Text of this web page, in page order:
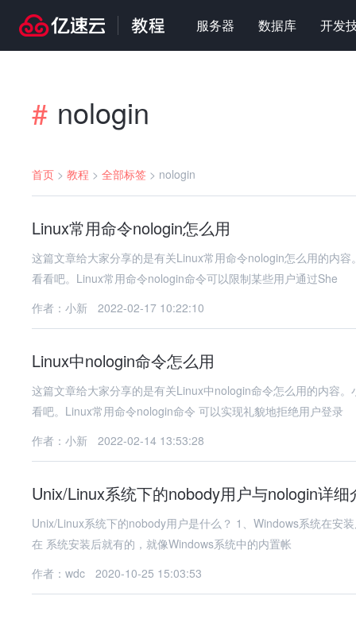
服务器 数据库 开发
# nologin
首页 > 教程 > 全部标签 > nologin
Linux常用命令nologin怎么用
这篇文章给大家分享的是有关Linux常用命令nologin怎么用的内
看看吧。Linux常用命令nologin命令可以限制某些用户通过She
作者：小新
2022-02-17 10:22:10
Linux中nologin命令怎么用
这篇文章给大家分享的是有关Linux中nologin命令怎么用的内容
看吧。Linux常用命令nologin命令 可以实现礼貌地拒绝用户登录
作者：小新
2022-02-14 13:53:28
Unix/Linux系统下的nobody用户与nologin详细
Unix/Linux系统下的nobody用户是什么？ 1、Windows系统在安
在 系统安装后就有的，就像Windows系统中的内置帐
作者：wdc
2020-10-25 15:03:53